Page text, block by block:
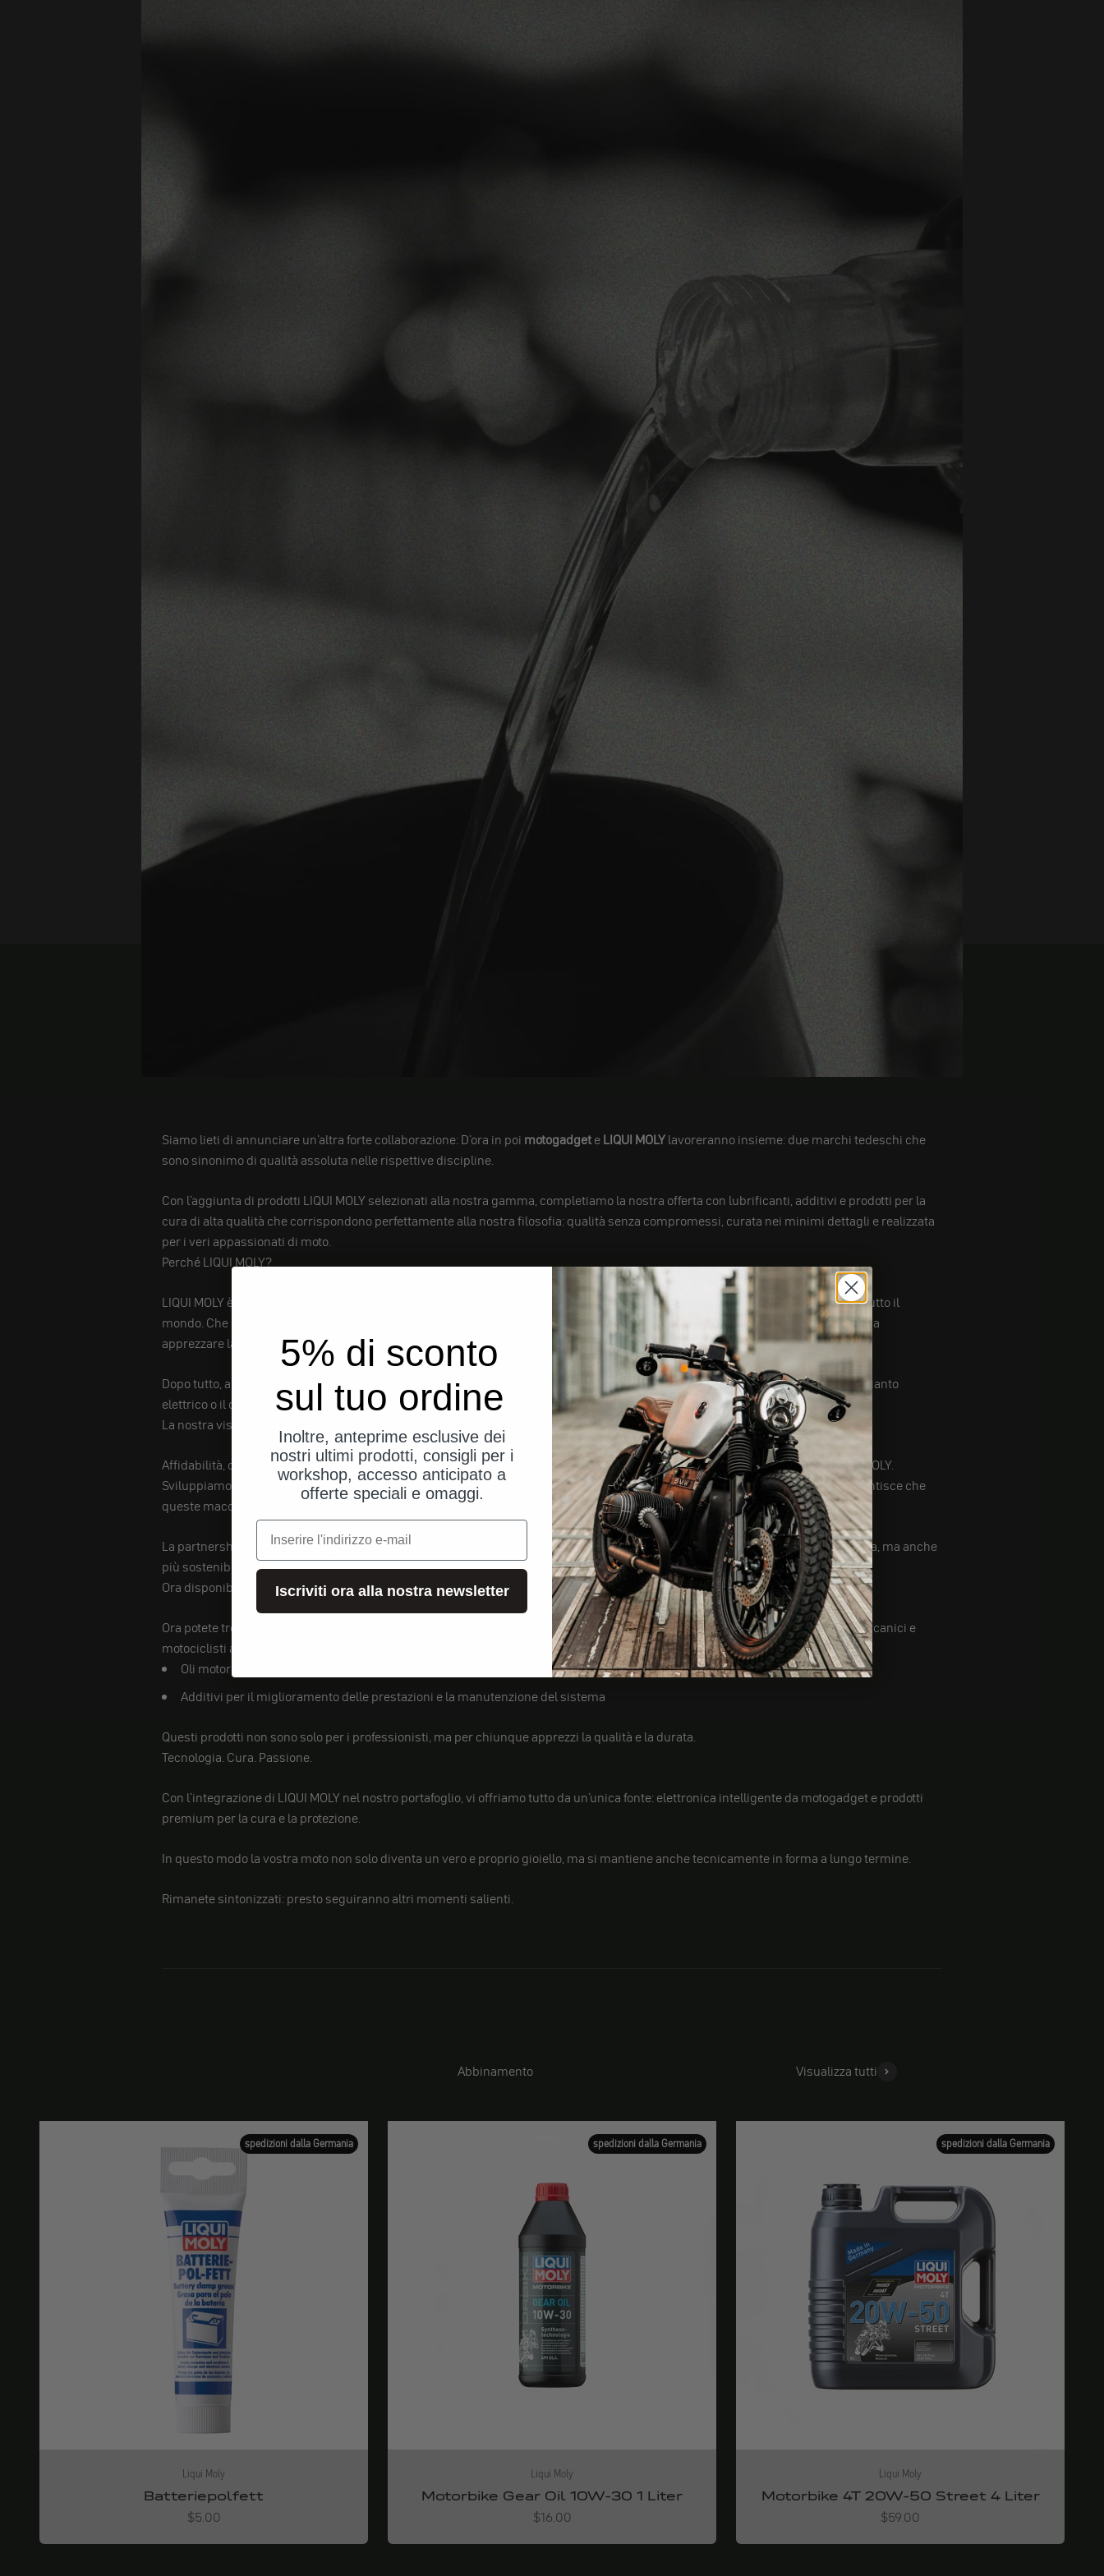
Siamo lieti di annunciare un'altra forte collaborazione: D'ora in poi motogadgeteLIQUI MOLYlavoreranno insieme: due marchi tedeschi che
sono sinonimo di qualità assoluta nelle rispettive discipline.
Con l'aggiunta di prodotti LIQUI MOLY selezionati alla nostra gamma, completiamo la nostra offerta con lubrificanti, additivi e prodotti per la
cura di alta qualità che corrispondono perfettamente alla nostra filosofia: qualità senza compromessi, curata nei minimi dettagli e realizzata
per i veri appassionati di moto.
Perché LIQUI MOLY?
LIQUI MOLY è una costante da decenni quando si tratta di lubrificanti e tecnologia motoristica - Made in Germany, apprezzato in tutto il
mondo. Che si tratti di olio motore, detergente per catene o prodotti per la cura del motore: Chiunque si sia affidato a LIQUI MOLY sa
apprezzare la differenza. E questo è perfettamente in linea con il nostro atteggiamento a motogadget.
Dopo tutto, a cosa serve la migliore elettronica se il pacchetto complessivo non è adeguato? Le prestazioni non iniziano con l'impianto
elettrico o il design, ma con le basi: un'unità protetta, ben mantenuta e potente.
La nostra visione condivisa
Affidabilità, durata e standard qualitativi elevati senza compromessi: questi sono i valori che accomunano motogadget e LIQUI MOLY.
Sviluppiamo un'elettronica intelligente per conversioni personalizzate che sottolineano il carattere di una moto. LIQUI MOLY garantisce che
queste macchine funzionino in modo potente e fluido a lungo termine.
La partnership unisce tecnologia e cura, precisione e prestazioni. Insieme, vogliamo rendere la vostra bicicletta non solo più bella, ma anche
più sostenibile e duratura.
Ora disponibile nel nostro negozio
Ora potete trovare una selezione di prodotti LIQUI MOLY collaudati e testati direttamente da noi - su misura per le esigenze di meccanici e
motociclisti ambiziosi:
Oli motore ad alte prestazioni per un'ampia gamma di motociclette
Additivi per il miglioramento delle prestazioni e la manutenzione del sistema
Questi prodotti non sono solo per i professionisti, ma per chiunque apprezzi la qualità e la durata.
Tecnologia. Cura. Passione.
Con l'integrazione di LIQUI MOLY nel nostro portafoglio, vi offriamo tutto da un'unica fonte: elettronica intelligente da motogadget e prodotti
premium per la cura e la protezione.
In questo modo la vostra moto non solo diventa un vero e proprio gioiello, ma si mantiene anche tecnicamente in forma a lungo termine.
Rimanete sintonizzati: presto seguiranno altri momenti salienti.
Abbinamento Visualizza tutti
spedizioni dalla Germania
Liqui Moly
Batteriepolfett
Angebot
$5.00
spedizioni dalla Germania
Liqui Moly
Motorbike Gear Oil 10W-30 1 Liter
Angebot
$16.00
spedizioni dalla Germania
Liqui Moly
Motorbike 4T 20W-50 Street 4 Liter
Angebot
$59.00
5% di sconto
sul tuo ordine
Inoltre, anteprime esclusive dei
nostri ultimi prodotti, consigli per i
workshop, accesso anticipato a
offerte speciali e omaggi.
e-mail
Iscriviti ora alla nostra newsletter